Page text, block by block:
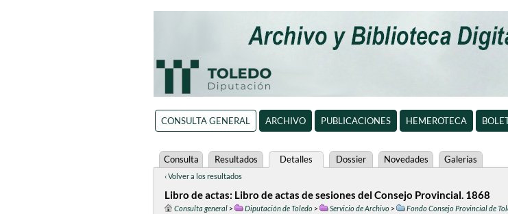
CONSULTA GENERAL ARCHIVO PUBLICACIONES HEMEROTECA
Consulta Resultados Detalles Dossier Novedades Galerías
‹ Volver a los resultados
Libro de actas: Libro de actas de sesiones del Consejo Provincial. 1868
Consulta general> Diputación de Toledo> Servicio de Archivo> Fondo Consejo Provincial de